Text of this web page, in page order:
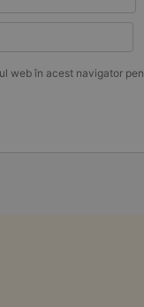
web în acest navigator